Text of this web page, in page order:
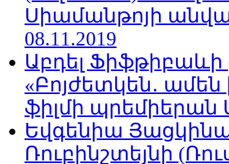
Սիամանթոյի
08.11.2019
Աբդել
«Բոյժետկեն․
ֆիլմի պրեմիերան
Եվգենիա
Ռուբինշտեյնի